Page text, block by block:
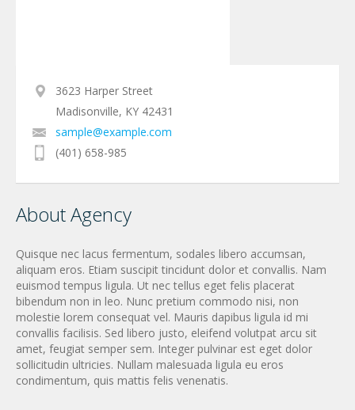
3623 Harper Street
Madisonville, KY 42431
sample@example.com
(401) 658-985
About Agency
Quisque nec lacus fermentum, sodales libero accumsan,
aliquam eros. Etiam suscipit tincidunt dolor et convallis. Nam
euismod tempus ligula. Ut nec tellus eget felis placerat
bibendum non in leo. Nunc pretium commodo nisi, non
molestie lorem consequat vel. Mauris dapibus ligula id mi
convallis facilisis. Sed libero justo, eleifend volutpat arcu sit
amet, feugiat semper sem. Integer pulvinar est eget dolor
sollicitudin ultricies. Nullam malesuada ligula eu eros
condimentum, quis mattis felis venenatis.